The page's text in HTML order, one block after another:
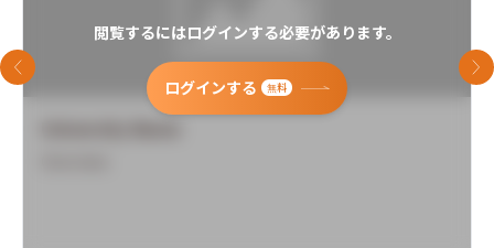
閲覧するにはログインする必要があります。
ログインする 無料
前のスライド 次